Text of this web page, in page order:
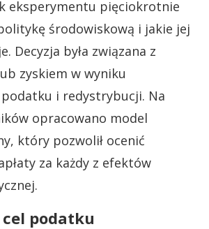
eksperymentu pięciokrotnie
środowiskową i jakie jej
Decyzja była związana z
zyskiem w wyniku
i redystrybucji. Na
opracowano model
który pozwolił ocenić
za każdy z efektów
podatku